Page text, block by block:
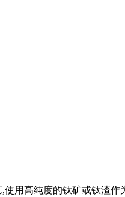
用高纯度的钛矿或钛渣